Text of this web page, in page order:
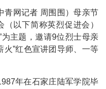
青网记者 周围围）母亲节
以下简称英烈促进会）
为主题，邀请9位烈士母亲
火”红色宣讲团导师、一等
年在石家庄陆军学院毕